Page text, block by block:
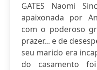
GATES Naomi
apaixonada por
com o poderoso
prazer... e de
seu marido era
do casamento